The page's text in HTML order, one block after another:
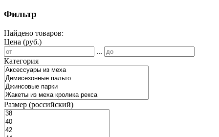
Фильтр
Найдено товаров:
Цена (руб.)
...
Категория
Размер (российский)